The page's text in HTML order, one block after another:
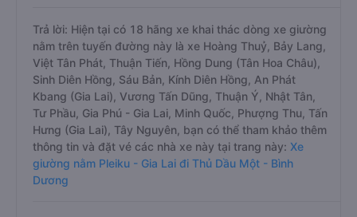
Trả lời: Hiện tại có 18 hãng xe khai thác dòng xe giường
nằm trên tuyến đường này là xe Hoàng Thuỷ, Bảy Lang,
Việt Tân Phát, Thuận Tiến, Hồng Dung (Tân Hoa Châu),
Sinh Diên Hồng, Sáu Bản, Kính Diên Hồng, An Phát
Kbang (Gia Lai), Vương Tấn Dũng, Thuận Ý, Nhật Tân,
Tư Phầu, Gia Phú - Gia Lai, Minh Quốc, Phượng Thu, Tấn
Hưng (Gia Lai), Tây Nguyên, bạn có thể tham khảo thêm
thông tin và đặt vé các nhà xe này tại trang này: Xe
giường nằm Pleiku - Gia Lai đi Thủ Dầu Một - Bình
Dương